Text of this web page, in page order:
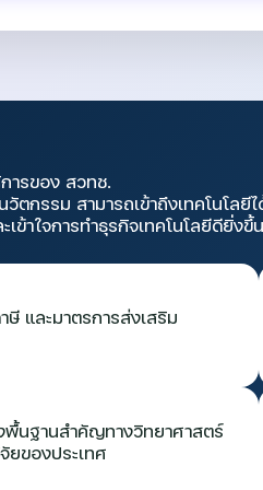
ารของ สวทช.
กรรม สามารถเข้าถึงเทคโนโลยี
ข้าใจการทำธุรกิจเทคโนโลยีดียิ่งขึ้น
ษี และมาตรการส่งเสริม
พื้นฐานสำคัญทางวิทยาศาสตร์
ยของประเทศ